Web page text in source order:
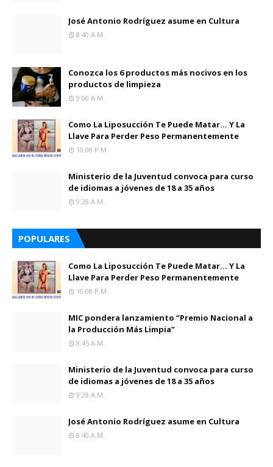
José Antonio Rodríguez asume en Cultura
8:40 A.m.
Conozca los 6 productos más nocivos en los
productos de limpieza
9:00 A.m.
Como La Liposucción Te Puede Matar… Y La
Llave Para Perder Peso Permanentemente
10:08 P.m.
Ministerio de la Juventud convoca para curso
de idiomas a jóvenes de 18 a 35 años
9:28 A.m.
POPULARES
Como La Liposucción Te Puede Matar… Y La
Llave Para Perder Peso Permanentemente
10:08 P.m.
MIC pondera lanzamiento “Premio Nacional a
la Producción Más Limpia”
8:45 A.m.
Ministerio de la Juventud convoca para curso
de idiomas a jóvenes de 18 a 35 años
9:28 A.m.
José Antonio Rodríguez asume en Cultura
8:40 A.m.